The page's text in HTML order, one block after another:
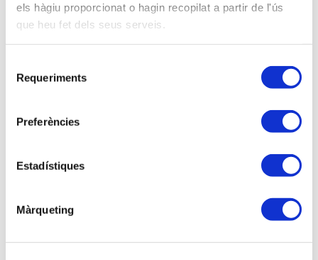
els hàgiu proporcionat o hagin recopilat a partir de l'ús
que heu fet dels seus serveis.
Requeriments
Preferències
Estadístiques
Màrqueting
Email (*)
S'ha d'informar únicament un sol correu electrònic per a la
inscripció
Adreça
Població